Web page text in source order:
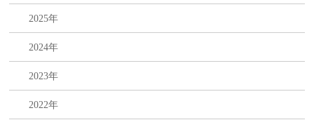
2025年
2024年
2023年
2022年